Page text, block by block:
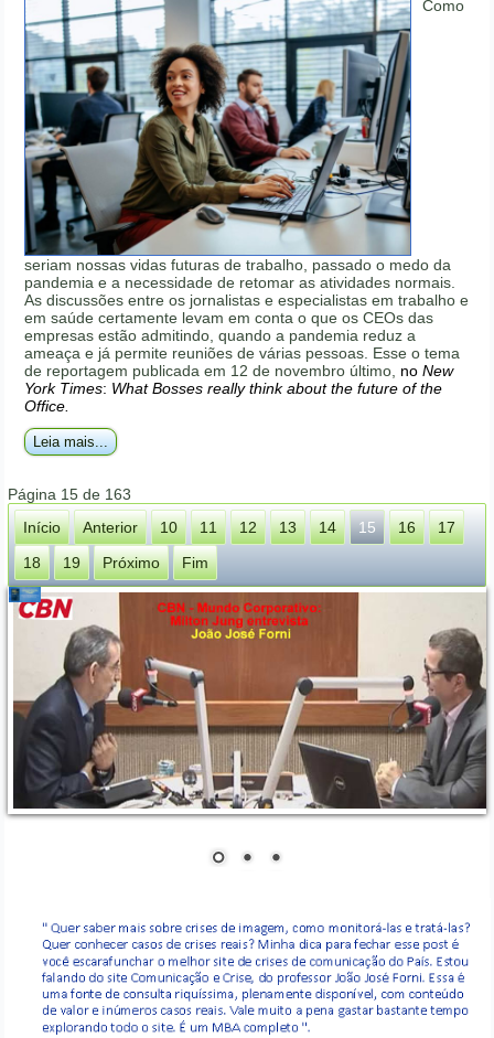
Como
seriam nossas vidas futuras de trabalho, passado o medo da
pandemia e a necessidade de retomar as atividades normais.
As discussões entre os jornalistas e especialistas em trabalho e
em saúde certamente levam em conta o que os CEOs das
empresas estão admitindo, quando a pandemia reduz a
ameaça e já permite reuniões de várias pessoas. Esse o tema
de reportagem publicada em 12 de novembro último, noNew
York Times: What Bosses really think about the future of the
Office.
Leia mais...
Página 15 de 163
Início
Anterior 10 11 12 13 14 15 16
17
18
19 Próximo Fim